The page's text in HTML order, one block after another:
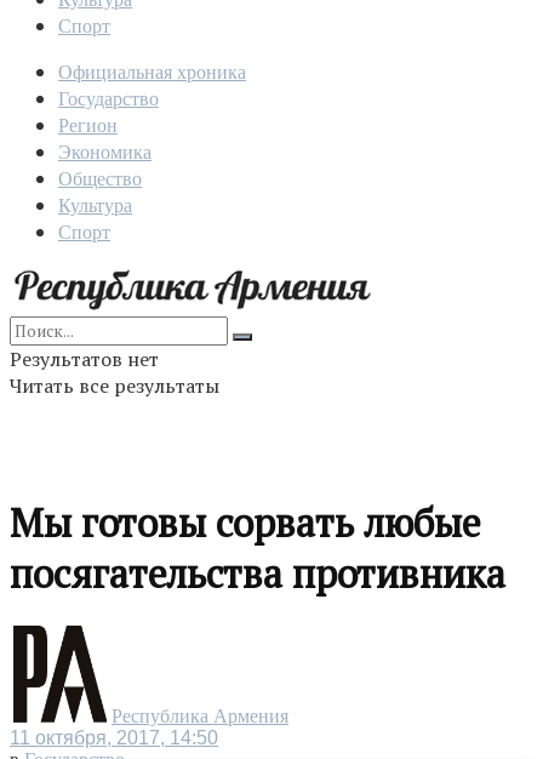
Спорт
Официальная хроника
Государство
Регион
Экономика
Общество
Культура
Спорт
Результатов нет
Читать все результаты
Мы готовы сорвать любые
посягательства противника
Республика Армения
11 октября, 2017, 14:50